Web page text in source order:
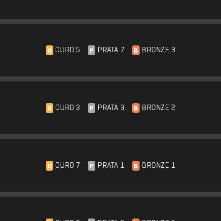
O OURO 5 P PRATA 7 B BRONZE 3
O OURO 3 P PRATA 3 B BRONZE 2
O OURO 7 P PRATA 1 B BRONZE 1